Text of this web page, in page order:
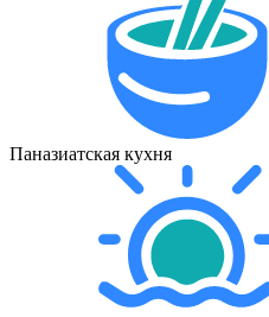
Паназиатская кухня